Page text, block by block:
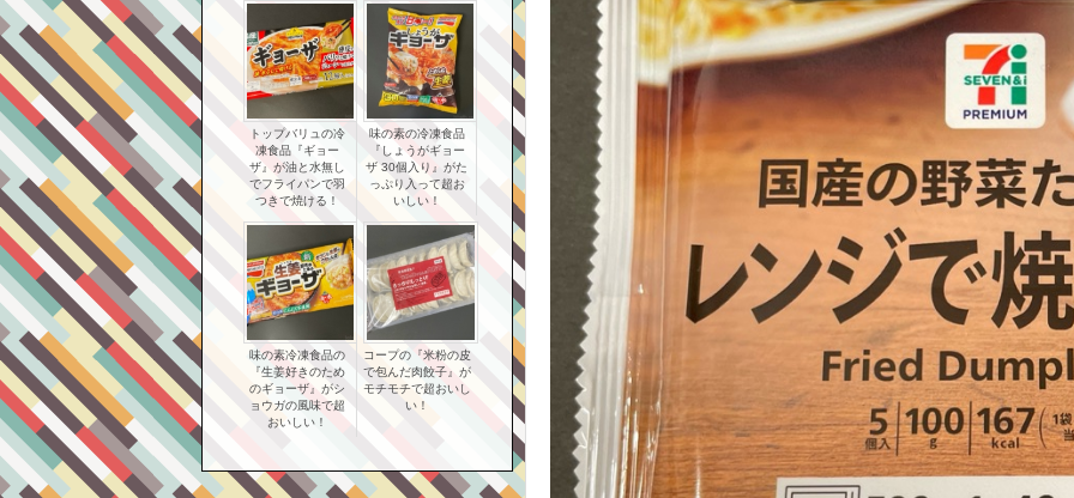
トップバリュの冷
凍食品『ギョー
ザ』が油と水無し
でフライパンで羽
つきで焼ける！
味の素の冷凍食品
『しょうがギョー
ザ 30個入り』がた
っぷり入って超お
いしい！
味の素冷凍食品の
『生姜好きのため
のギョーザ』がシ
ョウガの風味で超
おいしい！
コープの『米粉の皮
で包んだ肉餃子』が
モチモチで超おいし
い！